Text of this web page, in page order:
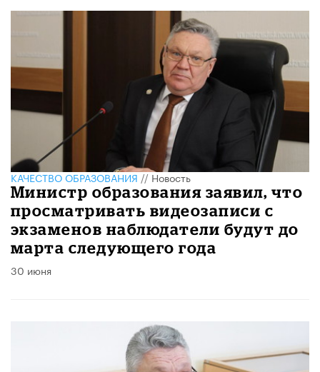
КАЧЕСТВО ОБРАЗОВАНИЯ//Новость
Министр образования заявил, что
просматривать видеозаписи с
экзаменов наблюдатели будут до
марта следующего года
30 июня